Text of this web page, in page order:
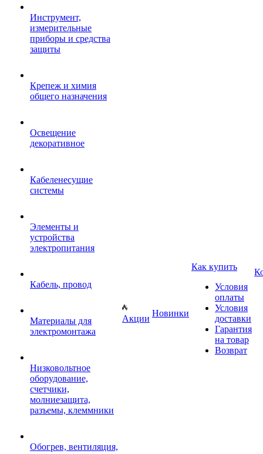
Инструмент,
измерительные
приборы и средства
защиты
Крепеж и химия
общего назначения
Освещение
декоративное
Кабеленесущие
системы
Элементы и
устройства
электропитания
Кабель, провод
Материалы для
электромонтажа
Низковольтное
оборудование,
счетчики,
молниезащита,
разъемы, клеммники
Обогрев, вентиляция,
Акции
Новинки
Как купить
Условия
оплаты
Условия
доставки
Гарантия
на товар
Возврат